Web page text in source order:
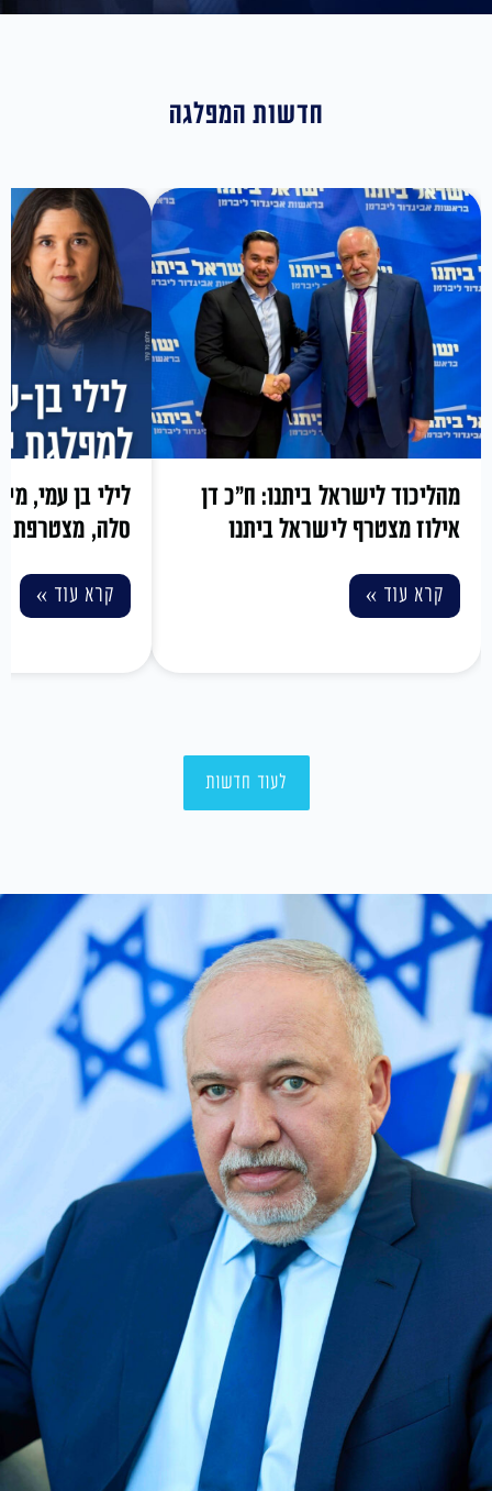
חדשות המפלגה
מהליכוד לישראל ביתנו: ח״כ דן
אילוז מצטרף לישראל ביתנו
קרא עוד »
לילי בן עמי,
סלה, מצטרפת
קרא עוד »
לעוד חדשות